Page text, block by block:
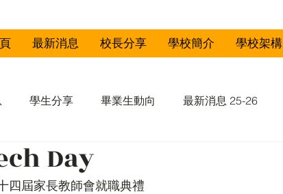
最新消息 校長分享 學校簡介 學校架構
學生分享 畢業生動向 最新消息 25-26
23 最新消息 21-22
Day
四屆家長教師會就職典禮